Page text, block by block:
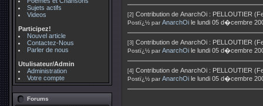
Sujets actifs
Videos
Participez!
Nouvel article
Contactez-Nous
Parler de nous
Utulisateur/Admin
Administration
Votre compte
Forums
[2] Contribution de AnarchOi : PELLOUTIER
Postï¿½ par AnarchOi le lundi 05 d�cembre
[3] Contribution de AnarchOi : PELLOUTIER
Postï¿½ par AnarchOi le lundi 05 d�cembre
[4] Contribution de AnarchOi : PELLOUTIER
Postï¿½ par AnarchOi le lundi 05 d�cembre